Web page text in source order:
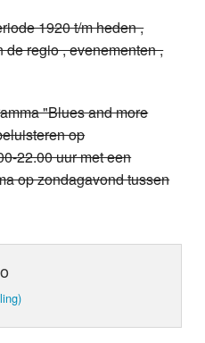
1920 t/m heden ,
de regio , evenementen ,
"Blues and more
op
22.00 uur met een
op zondagavond tussen